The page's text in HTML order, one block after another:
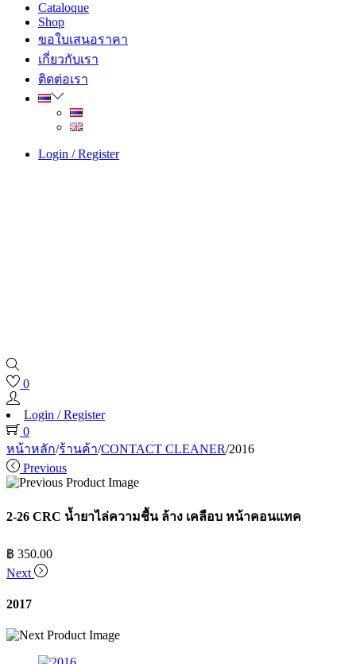
Cataloque
Shop
ขอใบเสนอราคา
เกี่ยวกับเรา
ติดต่อเรา
Login / Register
0
Login / Register
0
หน้าหลัก/ร้านค้า/CONTACT CLEANER/2016
Previous
2-26 CRC น้ำยาไล่ความชื้น ล้าง เคลือบ หน้าคอนแทค
฿ 350.00
Next
2017